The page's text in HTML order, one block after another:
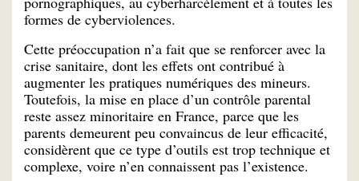
formes de cyberviolences.
Cette préoccupation n’a fait que se renforcer avec la
crise sanitaire, dont les effets ont contribué à
augmenter les pratiques numériques des mineurs.
Toutefois, la mise en place d’un contrôle parental
reste assez minoritaire en France, parce que les
parents demeurent peu convaincus de leur efficacité,
considèrent que ce type d’outils est trop technique et
complexe, voire n’en connaissent pas l’existence.